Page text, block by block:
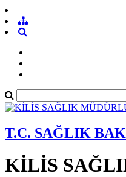
T.C. SAĞLIK
KİLİS